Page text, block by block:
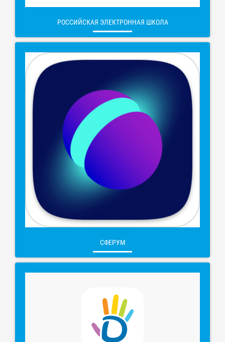
РОССИЙСКАЯ ЭЛЕКТРОННАЯ ШКОЛА
СФЕРУМ